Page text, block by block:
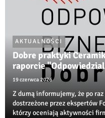
AKTUALNOŚCI
Dobre praktyki
raporcie
19 czerwca 2026
Z dumą informujemy, że po
dostrzeżone przez ekspertów
którzy oceniają aktywności